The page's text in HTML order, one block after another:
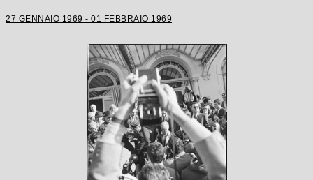
27 GENNAIO 1969 - 01 FEBBRAIO 1969